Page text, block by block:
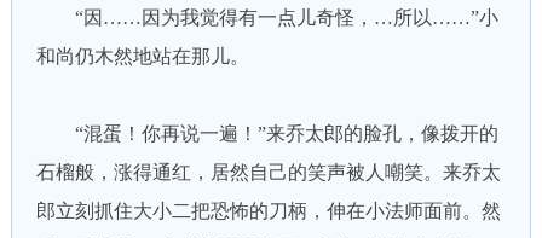
“因……因为我觉得有一点儿奇怪，…所以……”小
和尚仍木然地站在那儿。
“混蛋！你再说一遍！”来乔太郎的脸孔，像拨开的
石榴般，涨得通红，居然自己的笑声被人嘲笑。来乔太
郎立刻抓住大小二把恐怖的刀柄，伸在小法师面前。然